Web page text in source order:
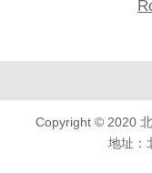
Copyright © 2020
地址：